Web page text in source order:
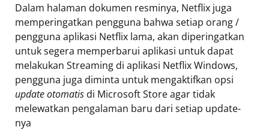
Dalam halaman dokumen resminya, Netflix juga
memperingatkan pengguna bahwa setiap orang /
pengguna aplikasi Netflix lama, akan diperingatkan
untuk segera memperbarui aplikasi untuk dapat
melakukan Streaming di aplikasi Netflix Windows,
pengguna juga diminta untuk mengaktifkan opsi
update otomatis di Microsoft Store agar tidak
melewatkan pengalaman baru dari setiap update-
nya